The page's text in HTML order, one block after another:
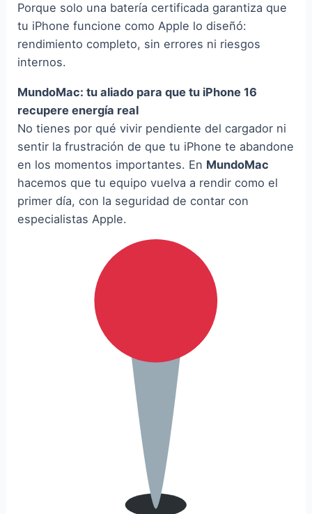
Porque solo una batería certificada garantiza que
tu iPhone funcione como Apple lo diseñó:
rendimiento completo, sin errores ni riesgos
internos.
MundoMac: tu aliado para que tu iPhone 16
recupere energía real
No tienes por qué vivir pendiente del cargador ni
sentir la frustración de que tu iPhone te abandone
en los momentos importantes. En MundoMac
hacemos que tu equipo vuelva a rendir como el
primer día, con la seguridad de contar con
especialistas Apple.